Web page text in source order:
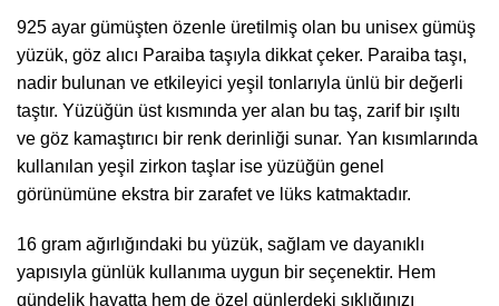
925 ayar gümüşten özenle üretilmiş olan bu unisex gümüş
yüzük, göz alıcı Paraiba taşıyla dikkat çeker. Paraiba taşı,
nadir bulunan ve etkileyici yeşil tonlarıyla ünlü bir değerli
taştır. Yüzüğün üst kısmında yer alan bu taş, zarif bir ışıltı
ve göz kamaştırıcı bir renk derinliği sunar. Yan kısımlarında
kullanılan yeşil zirkon taşlar ise yüzüğün genel
görünümüne ekstra bir zarafet ve lüks katmaktadır.
16 gram ağırlığındaki bu yüzük, sağlam ve dayanıklı
yapısıyla günlük kullanıma uygun bir seçenektir. Hem
gündelik hayatta hem de özel günlerdeki şıklığınızı